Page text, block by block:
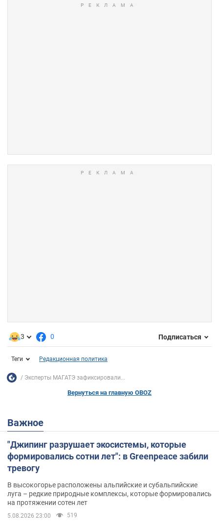
3 0 Подписаться
Теги Редакционная политика
Эксперты МАГАТЭ зафиксировали...
Вернуться на главную OBOZ
Важное
"Джипинг разрушает экосистемы, которые
формировались сотни лет": в Greenpeace забили
тревогу
В высокогорье расположены альпийские и субальпийские
луга – редкие природные комплексы, которые формировались
на протяжении сотен лет
5.08.2026 23:00 519